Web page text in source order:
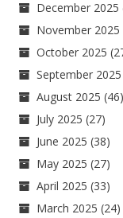
December 2025
November 2025
October 2025
September 2025
August 2025 (46)
July 2025 (27)
June 2025 (38)
May 2025 (27)
April 2025 (33)
March 2025 (24)